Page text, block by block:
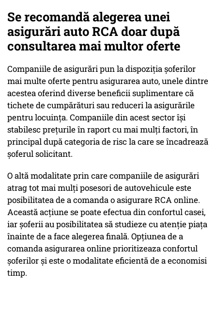
Se recomandă alegerea unei
asigurări auto RCA doar după
consultarea mai multor oferte
Companiile de asigurări pun la dispoziţia şoferilor
mai multe oferte pentru asigurarea auto, unele dintre
acestea oferind diverse beneficii suplimentare că
tichete de cumpărături sau reduceri la asigurările
pentru locuinţa. Companiile din acest sector îşi
stabilesc preţurile în raport cu mai mulţi factori, în
principal după categoria de risc la care se încadrează
şoferul solicitant.
O altă modalitate prin care companiile de asigurări
atrag tot mai mulţi posesori de autovehicule este
posibilitatea de a comanda o asigurare RCA online.
Această acţiune se poate efectua din confortul casei,
iar şoferii au posibilitatea să studieze cu atenţie piaţa
înainte de a face alegerea finală. Opţiunea de a
comanda asigurarea online prioritizeaza confortul
şoferilor şi este o modalitate eficientă de a economisi
timp.